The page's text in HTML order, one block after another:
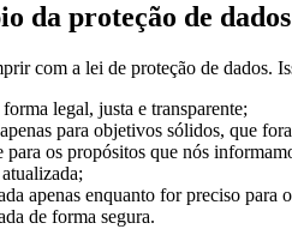
da proteção de dados
com a lei de proteção de dados.
legal, justa e transparente;
para objetivos sólidos, que
para os propósitos que nós
apenas enquanto for preciso para
de forma segura.